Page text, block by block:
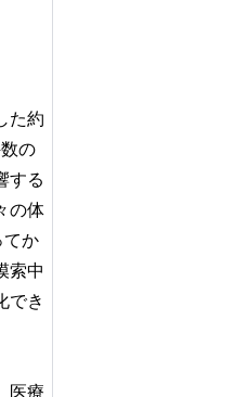
た約
の
する
の体
てか
索中
でき
医療